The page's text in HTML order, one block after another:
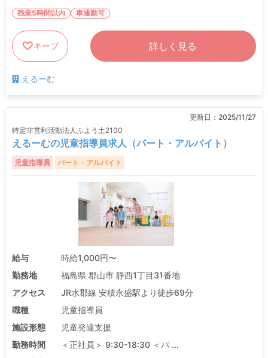
残業5時間以内 車通勤可
キープ 詳しく見る
えるーむ
更新日： 2025/11/27
特定非営利活動法人ふよう土2100
えるーむの児童指導員求人（パート・アルバイト）
児童指導員 パート・アルバイト
給与
時給1,000円〜
勤務地
福島県 郡山市 静西1丁目31番地
アクセス
JR水郡線 安積永盛駅より徒歩69分
職種
児童指導員
施設形態
児童発達支援
勤務時間
＜正社員＞ 9:30-18:30 ＜パ ...